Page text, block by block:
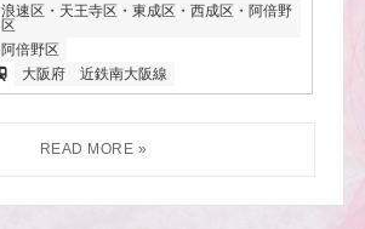
浪速区・天王寺区・東成区・西成区・阿倍野
区
阿倍野区
大阪府
近鉄南大阪線